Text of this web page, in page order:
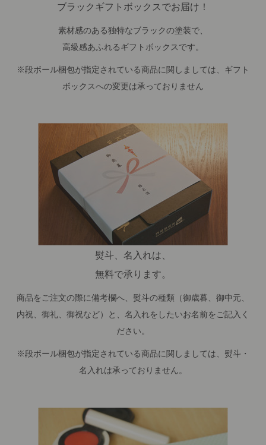
ブラックギフトボックスでお届け！
素材感のある独特なブラックの塗装で、
高級感あふれるギフトボックスです。
※段ボール梱包が指定されている商品に関しましては、ギフト
ボックスへの変更は承っておりません
熨斗、名入れは、
無料で承ります。
商品をご注文の際に備考欄へ、熨斗の種類（御歳暮、御中元、
内祝、御礼、御祝など）と、名入れをしたいお名前をご記入く
ださい。
※段ボール梱包が指定されている商品に関しましては、熨斗・
名入れは承っておりません。